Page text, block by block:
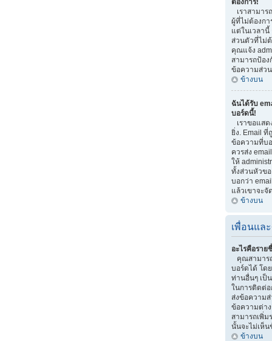
เราสามาร
ผู้ที่ไม่ต้องก
แต่ในเวลา
ส่วนตัวที่ไม่
คุณแจ้ง
สามารถป้อ
ข้อความส่ว
ข้างบน
ฉันได้รับ
บอร์ดนี้!
เราขอแสด
ยิ่ง. Email ที่
ข้อความที่บ
ควรส่ง
ให้
ทั้งส่วนหัวข
บอกว่า
แล้วเขาจะจั
ข้างบน
เพื่อนแล
อะไรคือรา
คุณสามาร
บอร์ดได้ โด
ท่านอื่นๆ เป็
ในการติดต่อ
ส่งข้อความ
ข้อความต่า
สามารถเพิ่
นั้นจะไม่เห็
ข้างบน